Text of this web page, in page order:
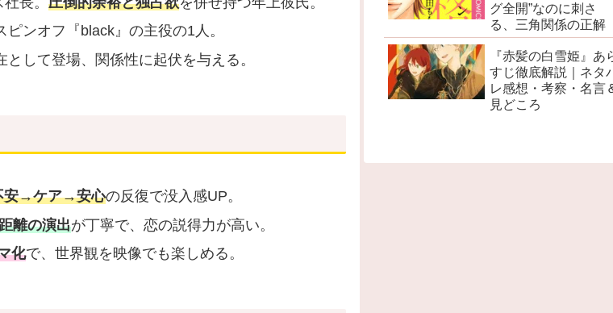
ンオフ『black』の主役の1人。
して登場、関係性に起伏を与える。
安→ケア→安心の反復で没入感UP。
離の演出が丁寧で、恋の説得力が高い。
化で、世界観を映像でも楽しめる。
グ全開”なのに刺さ
る、三角関係の正解
『赤髪の白雪姫』あ
すじ徹底解説｜ネタ
レ感想・考察・名言
見どころ